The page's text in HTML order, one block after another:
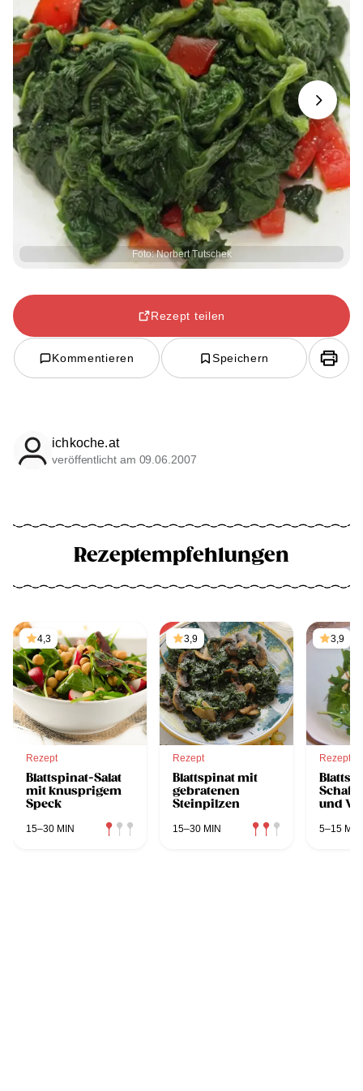
Foto: Norbert Tutschek
Next
Rezept teilen
Kommentieren Speichern
ichkoche.at
veröffentlicht am 09.06.2007
Rezeptempfehlungen
4,3
Rezept
Blattspinat-Salat
mit knusprigem
Speck
15–30 MIN
3,9
Rezept
Blattspinat mit
gebratenen
Steinpilzen
15–30 MIN
3,9
Rezept
und
5–15 MIN